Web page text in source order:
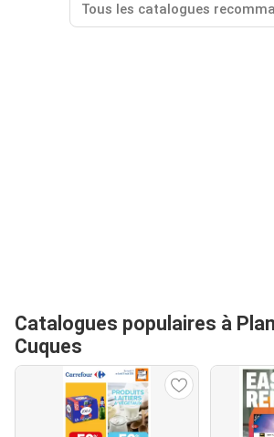
Tous les catalogues
Catalogues populaires à
Cuques